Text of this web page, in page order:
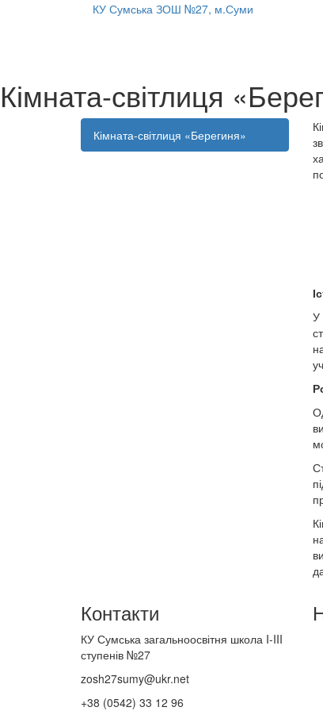
КУ Сумська ЗОШ №27, м.Суми
Кімната-світлиця
Кімната-світлиця «Берегиня»
У
Контакти
КУ Сумська загальноосвітня школа I-III
ступенів №27
zosh27sumy@ukr.net
+38 (0542) 33 12 96